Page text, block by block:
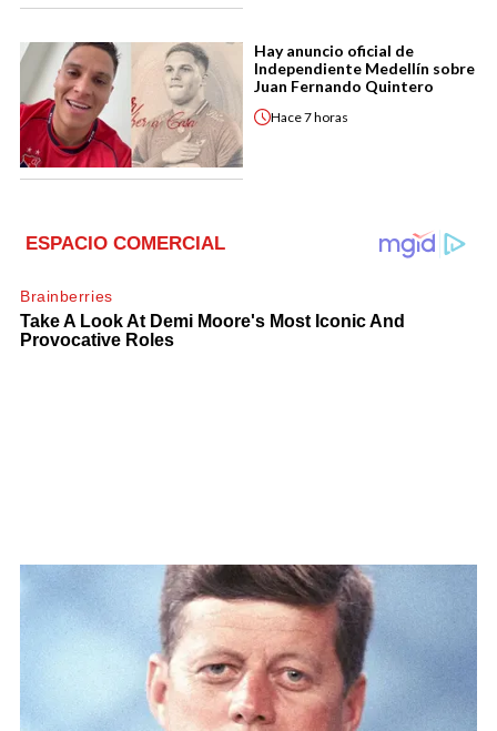
Hay anuncio oficial de
Independiente Medellín sobre
Juan Fernando Quintero
Hace7 horas